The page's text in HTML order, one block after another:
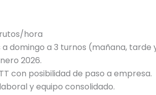
hora
a domingo a 3 turnos (mañana, tarde
2026.
con posibilidad de paso a empresa.
y equipo consolidado.